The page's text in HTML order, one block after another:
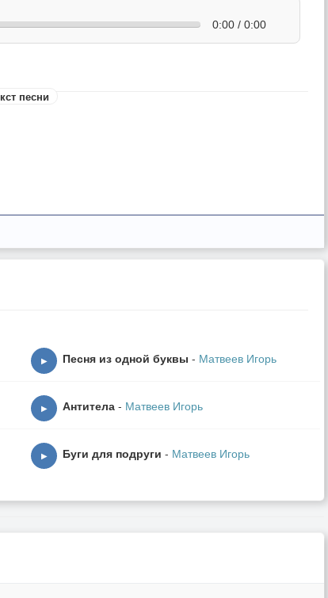
0:00 / 0:00
песни
▶ Песня из одной буквы - Матвеев Игорь
▶ Антитела - Матвеев Игорь
▶ Буги для подруги - Матвеев Игорь